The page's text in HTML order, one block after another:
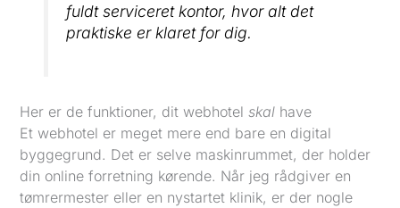
fuldt serviceret kontor, hvor alt det
praktiske er klaret for dig.
Her er de funktioner, dit webhotelskal have
Et webhotel er meget mere end bare en digital
byggegrund. Det er selve maskinrummet, der holder
din online forretning kørende. Når jeg rådgiver en
tømrermester eller en nystartet klinik, er der nogle